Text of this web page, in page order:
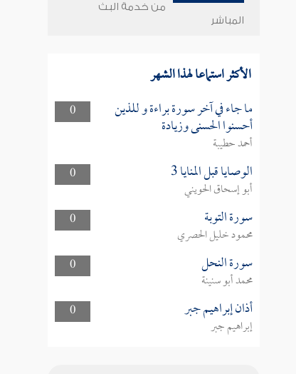
من خدمة البث
المباشر
الأكثر استماعا لهذا الشهر
0 ما جاء في آخر سورة براءة و للذين
أحسنوا الحسنى وزيادة
أحمد حطيبة
0
الوصايا قبل المنايا 3
أبو إسحاق الحويني
0
سورة التوبة
محمود خليل الحصري
0
سورة النحل
محمد أبو سنينة
0
أذان إبراهيم جبر
إبراهيم جبر